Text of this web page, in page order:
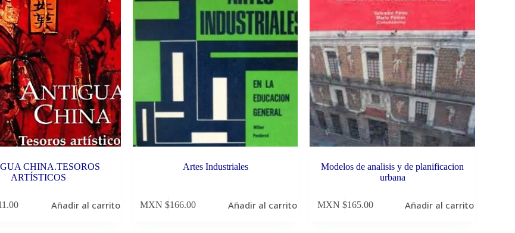
CHINA.TESOROS
ARTÍSTICOS
Añadir al carrito
Artes Industriales
MXN $166.00 Añadir al carrito
Modelos de analisis y de planificacion
urbana
MXN $165.00 Añadir al carrito